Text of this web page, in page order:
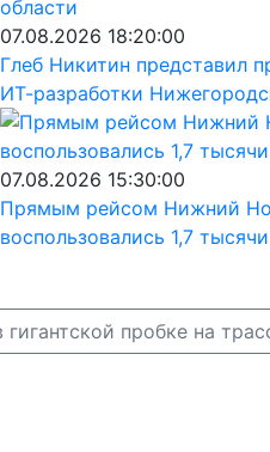
07.08.2026 18:20:00
Глеб Никитин представил
ИТ-разработки
07.08.2026 15:30:00
Прямым рейсом Нижний
воспользовались 1,7